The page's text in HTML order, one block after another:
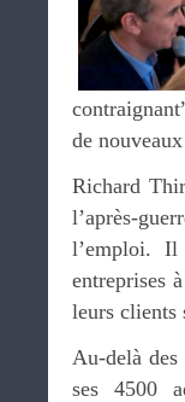
de
Richard
l’après-
l’emploi.
entreprises
leurs clients
Au-delà
ses 4500